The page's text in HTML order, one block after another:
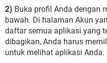
2) Buka profil Anda dengan
bawah. Di halaman Akun
daftar semua aplikasi yang
dibagikan, Anda harus
untuk melihat aplikasi Anda.